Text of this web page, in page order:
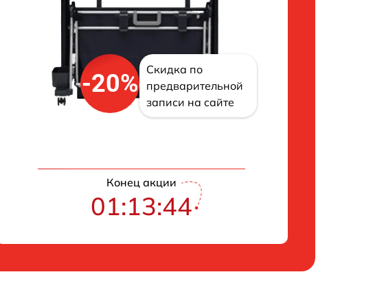
-20%
Скидка по
предварительной
записи на сайте
Конец акции
01:13:43